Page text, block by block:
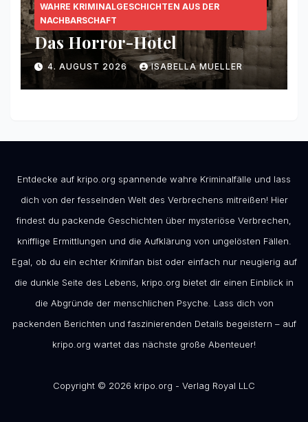
WAHRE KRIMINALGESCHICHTEN AUS DER
NACHBARSCHAFT
Das Horror-Hotel
4. AUGUST 2026 ISABELLA MUELLER
Entdecke auf kripo.org spannende wahre Kriminalfälle und lass
dich von der fesselnden Welt des Verbrechens mitreißen! Hier
findest du packende Geschichten über mysteriöse Verbrechen,
knifflige Ermittlungen und die Aufklärung von ungelösten Fällen.
Egal, ob du ein echter Krimifan bist oder einfach nur neugierig auf
die dunkle Seite des Lebens, kripo.org bietet dir einen Einblick in
die Abgründe der menschlichen Psyche. Lass dich von
packenden Berichten und faszinierenden Details begeistern – auf
kripo.org wartet das nächste große Abenteuer!
Copyright © 2026 kripo.org - Verlag Royal LLC